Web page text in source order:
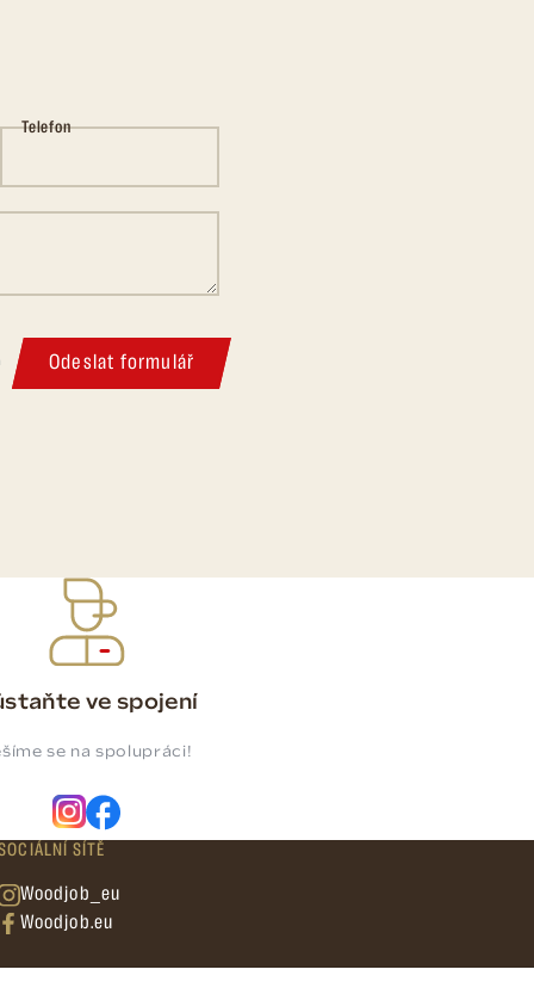
Telefon
Odeslat formulář
ve spojení
se na spolupráci!
SÍTĚ
Woodjob_eu
Woodjob.eu